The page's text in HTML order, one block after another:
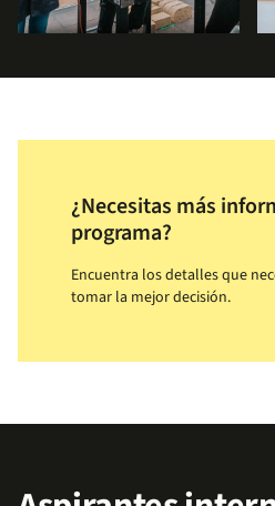
¿Necesitas más
programa?
Encuentra los detalles que
tomar la mejor decisión.